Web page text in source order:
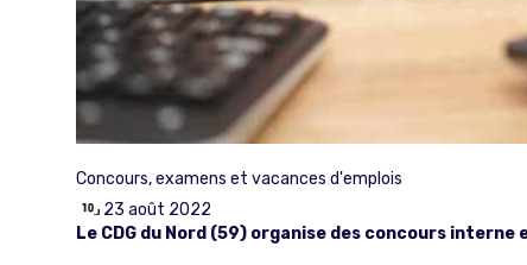
Concours, examens et vacances d'emplois
23 août 2022
Le CDG du Nord (59) organise des concours